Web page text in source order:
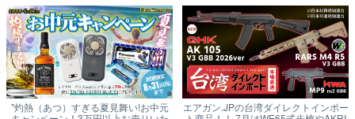
"灼熱（あつ）すぎる夏見舞い!お中元
エアガン.JPの台湾ダイレクトインポー